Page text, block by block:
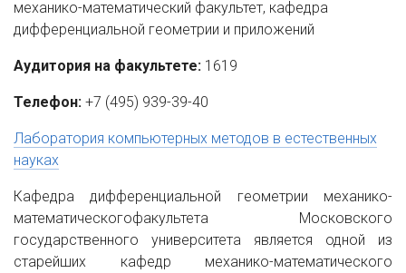
механико-математический факультет, кафедра
дифференциальной геометрии и приложений
Аудитория на факультете: 1619
Телефон: +7 (495) 939-39-40
Лаборатория компьютерных методов в естественных
науках
Кафедра дифференциальной геометрии механико-
математическогофакультета Московского
государственного университета является одной из
старейших кафедр механико-математического